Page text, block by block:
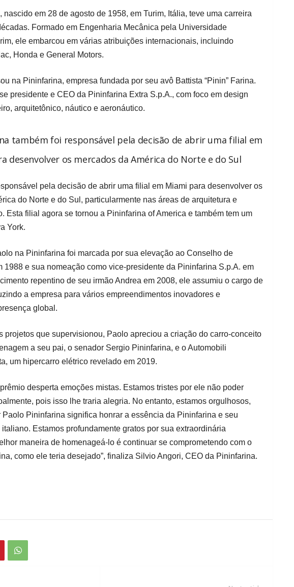
nascido em 28 de agosto de 1958, em Turim, Itália, teve uma carreira
Formado em Engenharia Mecânica pela Universidade
ele embarcou em várias atribuições internacionais, incluindo
Honda e General Motors.
na Pininfarina, empresa fundada por seu avô Battista “Pinin” Farina.
presidente e CEO da Pininfarina Extra S.p.A., com foco em design
arquitetônico, náutico e aeronáutico.
também foi responsável pela decisão de abrir uma filial em
desenvolver os mercados da América do Norte e do Sul
pela decisão de abrir uma filial em Miami para desenvolver os
do Norte e do Sul, particularmente nas áreas de arquitetura e
Esta filial agora se tornou a Pininfarina of America e também tem um
York.
na Pininfarina foi marcada por sua elevação ao Conselho de
1988 e sua nomeação como vice-presidente da Pininfarina S.p.A. em
repentino de seu irmão Andrea em 2008, ele assumiu o cargo de
a empresa para vários empreendimentos inovadores e
global.
projetos que supervisionou, Paolo apreciou a criação do carro-conceito
a seu pai, o senador Sergio Pininfarina, e o Automobili
um hipercarro elétrico revelado em 2019.
desperta emoções mistas. Estamos tristes por ele não poder
pois isso lhe traria alegria. No entanto, estamos orgulhosos,
Paolo Pininfarina significa honrar a essência da Pininfarina e seu
italiano. Estamos profundamente gratos por sua extraordinária
maneira de homenageá-lo é continuar se comprometendo com o
como ele teria desejado”, finaliza Silvio Angori, CEO da Pininfarina.